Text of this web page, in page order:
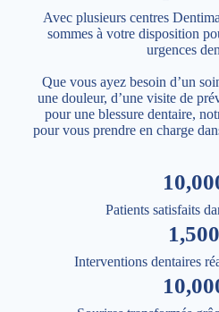
Avec plusieurs centres
sommes à votre disposition
urgences
Que vous ayez besoin d’un
une douleur, d’une visite de
pour une blessure dentaire,
pour vous prendre en charge
Patients satisfaits
Interventions dentaires